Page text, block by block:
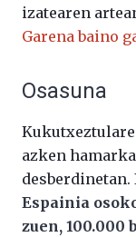
izatearen
Garena baino
Osasuna
azken
desberdinetan.
Espainia
zuen, 100.000